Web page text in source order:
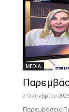
MEDIA
2 Οκτωβρίου
Παρεμβάσεις